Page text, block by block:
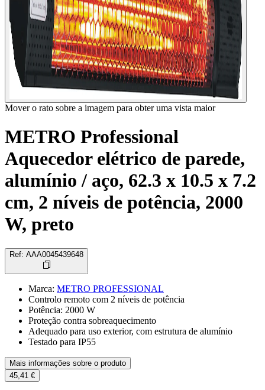
Mover o rato sobre a imagem para obter uma vista maior
METRO Professional
Aquecedor elétrico de parede,
alumínio / aço, 62.3 x 10.5 x 7.2
cm, 2 níveis de potência, 2000
W, preto
Ref: AAA0045439648
Marca: METRO PROFESSIONAL
Controlo remoto com 2 níveis de potência
Potência: 2000 W
Proteção contra sobreaquecimento
Adequado para uso exterior, com estrutura de alumínio
Testado para IP55
Mais informações sobre o produto
45,41 €